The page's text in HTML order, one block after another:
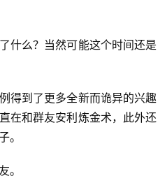
什么？当然可能这个时间还是
得到了更多全新而诡异的兴趣
在和群友安利炼金术，此外还
。
。